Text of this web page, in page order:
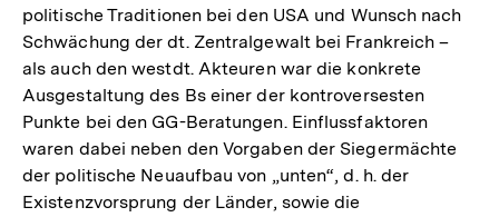
politische Traditionen bei den USA und Wunsch nach
Schwächung der dt. Zentralgewalt bei Frankreich –
als auch den westdt. Akteuren war die konkrete
Ausgestaltung des Bs einer der kontroversesten
Punkte bei den GG-Beratungen. Einflussfaktoren
waren dabei neben den Vorgaben der Siegermächte
der politische Neuaufbau von „unten“, d. h. der
Existenzvorsprung der Länder, sowie die